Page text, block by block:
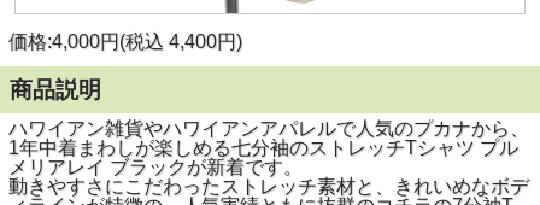
価格:4,000円(税込 4,400円)
商品説明
ハワイアン雑貨やハワイアンアパレルで人気のプカナから、
1年中着まわしが楽しめる七分袖のストレッチTシャツ プル
メリアレイ ブラックが新着です。
動きやすさにこだわったストレッチ素材と、きれいめなボデ